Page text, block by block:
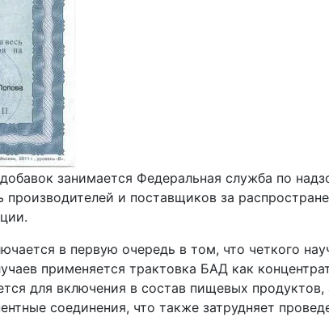
занимается Федеральная служба по
производителей и поставщиков за
в первую очередь в том, что четкого
применяется трактовка БАД как
для включения в состав пищевых
соединения, что также затрудняет